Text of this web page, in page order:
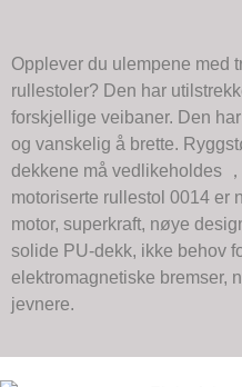
Opplever du ulempene med
rullestoler? Den har
forskjellige veibaner. Den
og vanskelig å brette.
dekkene må vedlikeholdes
motoriserte rullestol 0014 er
motor, superkraft, nøye
solide PU-dekk, ikke behov
elektromagnetiske bremser,
jevnere.